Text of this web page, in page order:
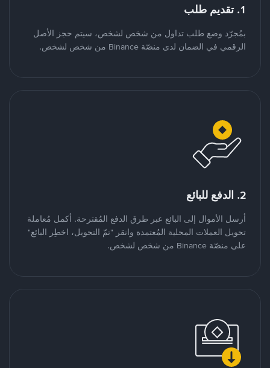
1. تقديم طلب
بمُجرّد وضع طلب تداول من شخص لشخص، سيتم حجز الأصل
الرقمي في الضمان لدى منصّة Binance من شخص لشخص.
2. الدفع للبائع
أرسل الأموال إلى البائع عبر طرق الدفع المُقترحة. أكمل مُعاملة
تحويل العملات المحلية المُعتمدة وانقر "تمّ التحويل، اخطِر البائع"
على منصّة Binance من شخص لشخص.